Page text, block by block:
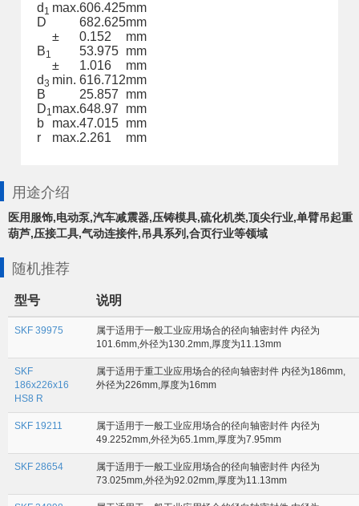
d 1 max.606.425mm
D
682.625mm
±
0.152
mm
B1 53.975 mm
±
1.016
mm
d3 min. 616.712mm
B
25.857
mm
D1max.648.97
mm
b
max.47.015 mm
r
max.2.261 mm
用途介绍
医用服饰,电动泵,汽车减震器,压铸模具,硫化机类,顶尖行业,单臂吊起重
葫芦,压接工具,气动连接件,吊具系列,合页行业等领域
随机推荐
型号 说明
SKF 39975
属于适用于一般工业应用场合的径向轴密封件 内径为
101.6mm,外径为130.2mm,厚度为11.13mm
SKF
186x226x16
HS8 R
属于适用于重工业应用场合的径向轴密封件 内径为186mm,
外径为226mm,厚度为16mm
SKF 19211
属于适用于一般工业应用场合的径向轴密封件 内径为
49.2252mm,外径为65.1mm,厚度为7.95mm
SKF 28654
属于适用于一般工业应用场合的径向轴密封件 内径为
73.025mm,外径为92.02mm,厚度为11.13mm